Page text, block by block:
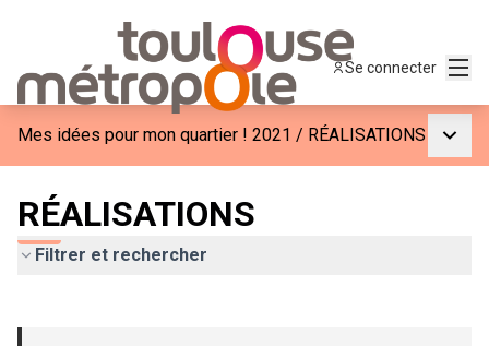
Se connecter
Mes idées pour mon quartier ! 2021 / RÉALISATIONS
RÉALISATIONS
Filtrer et rechercher